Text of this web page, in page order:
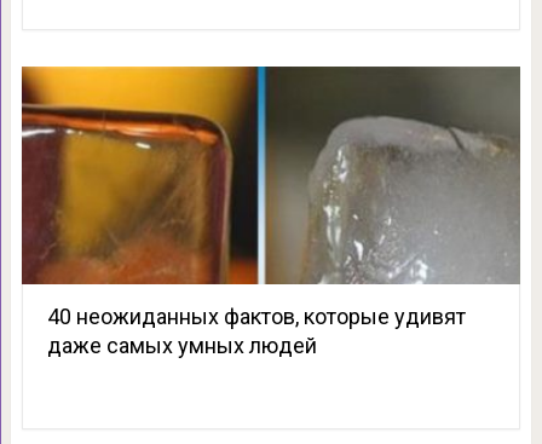
40 неожиданных фактов, которые удивят
даже самых умных людей